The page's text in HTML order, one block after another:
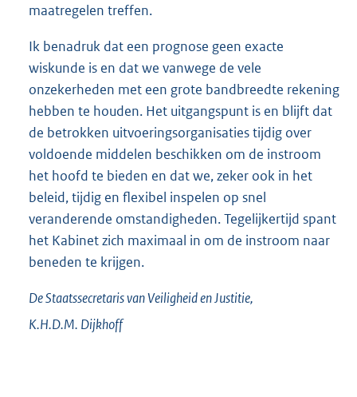
maatregelen treffen.
Ik benadruk dat een prognose geen exacte
wiskunde is en dat we vanwege de vele
onzekerheden met een grote bandbreedte rekening
hebben te houden. Het uitgangspunt is en blijft dat
de betrokken uitvoeringsorganisaties tijdig over
voldoende middelen beschikken om de instroom
het hoofd te bieden en dat we, zeker ook in het
beleid, tijdig en flexibel inspelen op snel
veranderende omstandigheden. Tegelijkertijd spant
het Kabinet zich maximaal in om de instroom naar
beneden te krijgen.
De Staatssecretaris van Veiligheid en Justitie,
K.H.D.M. Dijkhoff